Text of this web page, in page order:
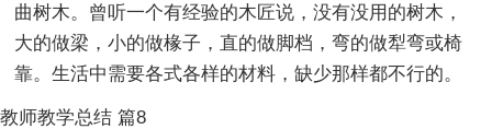
曲树木。曾听一个有经验的木匠说，没有没用的树木，
大的做梁，小的做椽子，直的做脚档，弯的做犁弯或椅
靠。生活中需要各式各样的材料，缺少那样都不行的。
教师教学总结 篇8